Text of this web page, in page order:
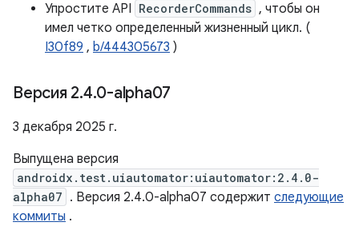
Упростите API RecorderCommands , чтобы он
имел четко определенный жизненный цикл. (
I30f89 , b/444305673 )
Версия 2.4.0-alpha07
3 декабря 2025 г.
Выпущена версия
androidx.test.uiautomator:uiautomator:2.4.0-
alpha07 . Версия 2.4.0-alpha07 содержит следующие
коммиты .